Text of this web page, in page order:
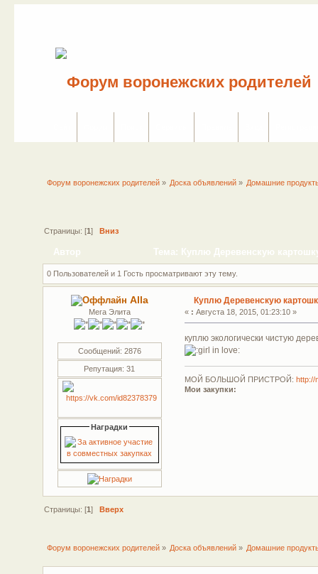
Форум воронежских родителей» Доска объявлений » Домашние
Страницы: [1 ] Вниз
Автор Тема: Куплю Деревенскую
0 Пользователей и 1 Гость просматривают эту тему.
Alla
Мега Элита
Сообщений: 2876
Репутация: 31
Наградки
Куплю Деревенскую
« : Августа 18, 2015, 01:23:10 »
куплю экологически чистую
МОЙ БОЛЬШОЙ ПРИСТРОЙ:http://
Мои закупки:
Страницы: [1] Вверх
Форум воронежских родителей» Доска объявлений » Домашние